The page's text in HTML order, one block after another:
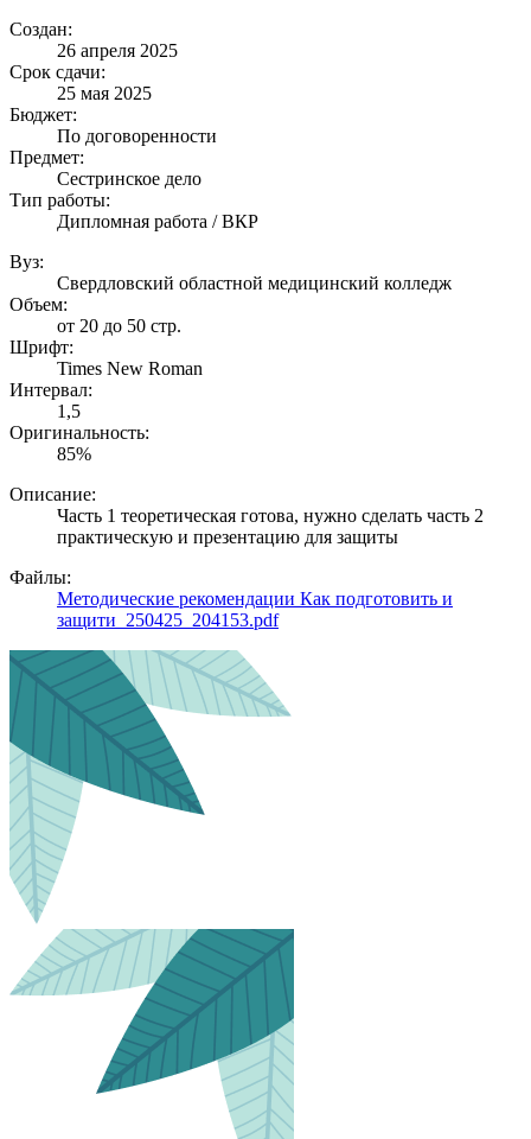
Создан:
26 апреля 2025
Срок сдачи:
25 мая 2025
Бюджет:
По договоренности
Предмет:
Сестринское дело
Тип работы:
Дипломная работа / ВКР
Вуз:
Свердловский областной медицинский колледж
Объем:
от 20 до 50 стр.
Шрифт:
Times New Roman
Интервал:
1,5
Оригинальность:
85%
Описание:
Часть 1 теоретическая готова, нужно сделать часть 2
практическую и презентацию для защиты
Файлы:
Методические рекомендации Как подготовить и
защити_250425_204153.pdf